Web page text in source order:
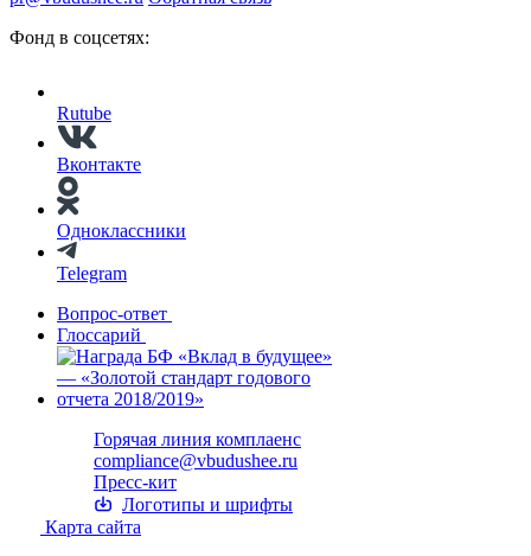
Фонд в соцсетях:
Rutube
Вконтакте
Одноклассники
Telegram
Вопрос-ответ
Глоссарий
Горячая линия комплаенс
compliance@vbudushee.ru
Пресс-кит
Логотипы и шрифты
Карта сайта